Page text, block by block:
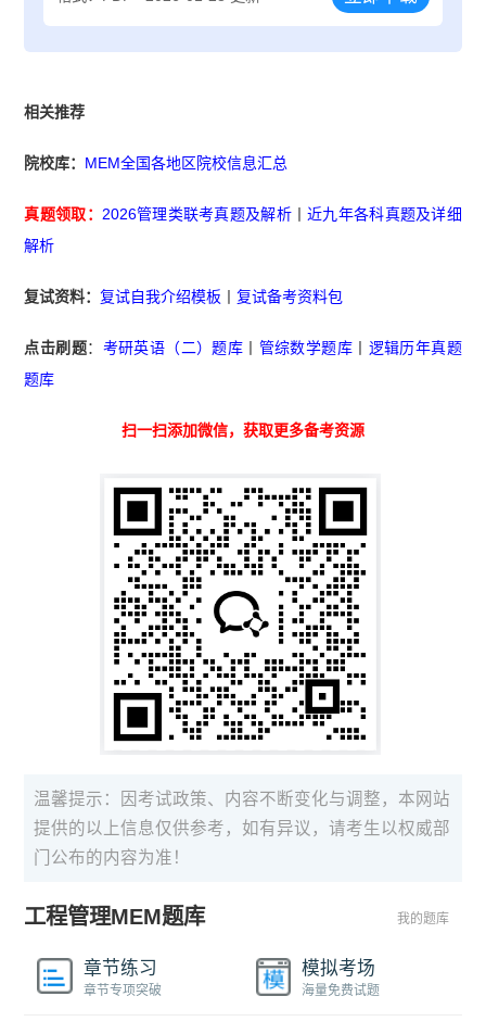
相关推荐
院校库： MEM全国各地区院校信息汇总
真题领取： 2026管理类联考真题及解析丨近九年各科真题及详细
解析
复试资料：复试自我介绍模板 丨复试备考资料包
点击刷题： 考研英语（二）题库 管综数学题库
逻辑历年真题
题库
扫一扫添加微信，获取更多备考资源
温馨提示：因考试政策、内容不断变化与调整，本网站
提供的以上信息仅供参考，如有异议，请考生以权威部
门公布的内容为准！
工程管理MEM题库 我的题库
章节练习
章节专项突破
模拟考场
海量免费试题